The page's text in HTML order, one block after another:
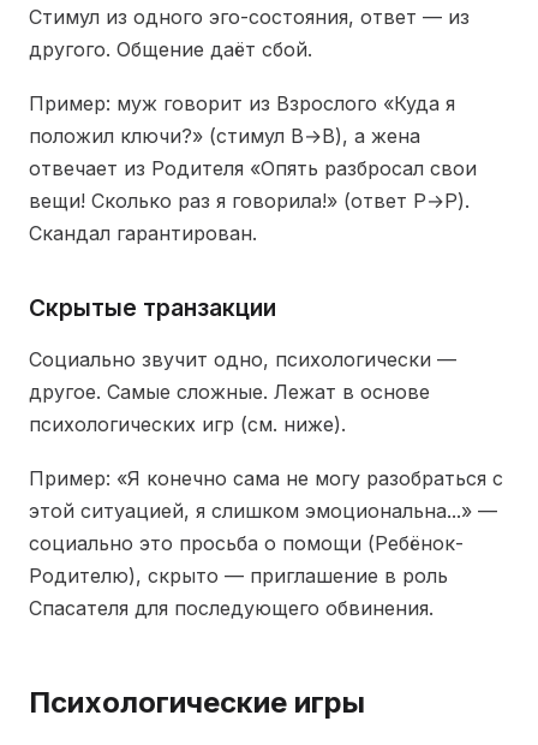
Стимул из одного эго-состояния, ответ — из
другого. Общение даёт сбой.
Пример: муж говорит из Взрослого «Куда я
положил ключи?» (стимул В→В), а жена
отвечает из Родителя «Опять разбросал свои
вещи! Сколько раз я говорила!» (ответ Р→Р).
Скандал гарантирован.
Скрытые транзакции
Социально звучит одно, психологически —
другое. Самые сложные. Лежат в основе
психологических игр (см. ниже).
Пример: «Я конечно сама не могу разобраться с
этой ситуацией, я слишком эмоциональна...» —
социально это просьба о помощи (Ребёнок-
Родителю), скрыто — приглашение в роль
Спасателя для последующего обвинения.
Психологические игры